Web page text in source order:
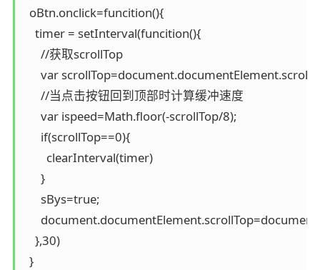
  oBtn.onclick=funcition(){
    timer = setInterval(funcition(){
      //获取scrollTop
var
      //当点击按钮回到顶部时计算缓冲速度
      var ispeed=Math.floor(-scrollTop/8);
      if(scrollTop==0){
        clearInterval(timer)
      }
      sBys=true;
    },30)
  }